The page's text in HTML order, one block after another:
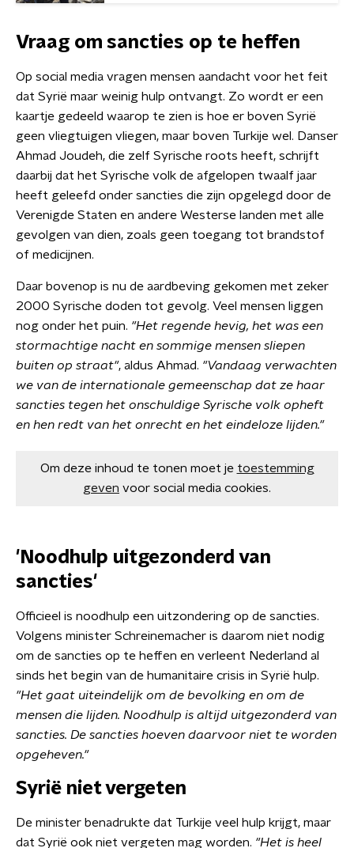
Vraag om sancties op te heffen
Op social media vragen mensen aandacht voor het feit
dat Syrië maar weinig hulp ontvangt. Zo wordt er een
kaartje gedeeld waarop te zien is hoe er boven Syrië
geen vliegtuigen vliegen, maar boven Turkije wel. Danser
Ahmad Joudeh, die zelf Syrische roots heeft, schrijft
daarbij dat het Syrische volk de afgelopen twaalf jaar
heeft geleefd onder sancties die zijn opgelegd door de
Verenigde Staten en andere Westerse landen met alle
gevolgen van dien, zoals geen toegang tot brandstof
of medicijnen.
Daar bovenop is nu de aardbeving gekomen met zeker
2000 Syrische doden tot gevolg. Veel mensen liggen
nog onder het puin. "Het regende hevig, het was een
stormachtige nacht en sommige mensen sliepen
buiten op straat", aldus Ahmad. "Vandaag verwachten
we van de internationale gemeenschap dat ze haar
sancties tegen het onschuldige Syrische volk opheft
en hen redt van het onrecht en het eindeloze lijden."
Om deze inhoud te tonen moet je toestemming
geven voor social media cookies.
'Noodhulp uitgezonderd van
sancties'
Officieel is noodhulp een uitzondering op de sancties.
Volgens minister Schreinemacher is daarom niet nodig
om de sancties op te heffen en verleent Nederland al
sinds het begin van de humanitaire crisis in Syrië hulp.
"Het gaat uiteindelijk om de bevolking en om de
mensen die lijden. Noodhulp is altijd uitgezonderd van
sancties. De sancties hoeven daarvoor niet te worden
opgeheven."
Syrië niet vergeten
De minister benadrukte dat Turkije veel hulp krijgt, maar
dat Syrië ook niet vergeten mag worden. "Het is heel